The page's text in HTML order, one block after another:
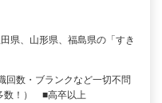
県、山形県、福島県の「すき
数・ブランクなど一切不問
数！） ■高卒以上